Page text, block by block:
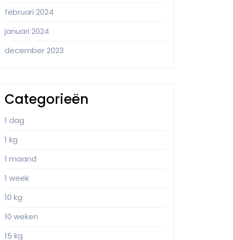
februari 2024
januari 2024
december 2023
Categorieën
1 dag
1 kg
1 maand
1 week
10 kg
10 weken
15 kg